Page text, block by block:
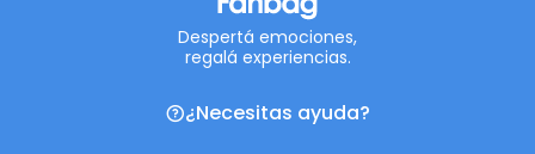
Despertá emociones,
regalá experiencias.
¿Necesitas ayuda?